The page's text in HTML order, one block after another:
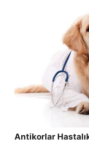
Antikorlar